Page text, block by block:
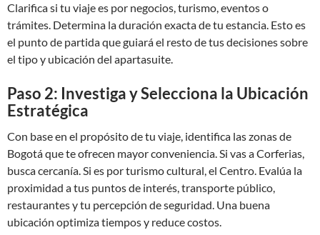
Clarifica si tu viaje es por negocios, turismo, eventos o
trámites. Determina la duración exacta de tu estancia. Esto es
el punto de partida que guiará el resto de tus decisiones sobre
el tipo y ubicación del apartasuite.
Paso 2: Investiga y Selecciona la Ubicación
Estratégica
Con base en el propósito de tu viaje, identifica las zonas de
Bogotá que te ofrecen mayor conveniencia. Si vas a Corferias,
busca cercanía. Si es por turismo cultural, el Centro. Evalúa la
proximidad a tus puntos de interés, transporte público,
restaurantes y tu percepción de seguridad. Una buena
ubicación optimiza tiempos y reduce costos.